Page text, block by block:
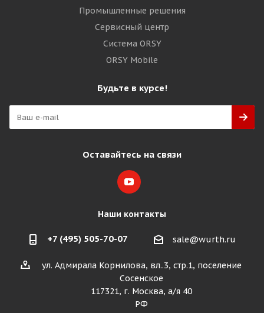
Промышленные решения
Сервисный центр
Система ORSY
ORSY Mobile
Будьте в курсе!
Оставайтесь на связи
Наши контакты
+7 (495) 505-70-07 sale@wurth.ru
ул. Адмирала Корнилова, вл..3, стр.1, поселение
Сосенское
117321, г. Москва, а/я 40
РФ